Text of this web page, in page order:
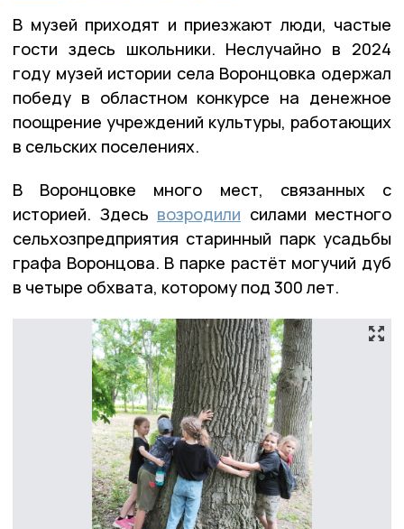
В музей приходят и приезжают люди, частые
гости здесь школьники. Неслучайно в 2024
году музей истории села Воронцовка одержал
победу в областном конкурсе на денежное
поощрение учреждений культуры, работающих
в сельских поселениях.
В Воронцовке много мест, связанных с
историей. Здесь возродили силами местного
сельхозпредприятия старинный парк усадьбы
графа Воронцова. В парке растёт могучий дуб
в четыре обхвата, которому под 300 лет.